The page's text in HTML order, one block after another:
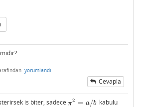
yorumlandı
Cevapla
is biter, sadece π2 = a/b
π2 =a/ b
kabulu